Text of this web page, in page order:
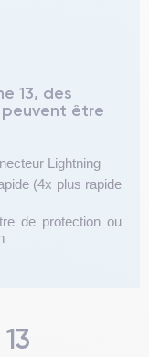
13, des
être
Lightning
(4x plus rapide
de protection ou